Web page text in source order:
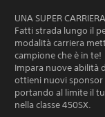
UNA SUPER CARRIERA
Fatti strada lungo il
modalità carriera
campione che è in te!
Impara nuove abilità
ottieni nuovi sponsor
portando al limite il
nella classe 450SX.